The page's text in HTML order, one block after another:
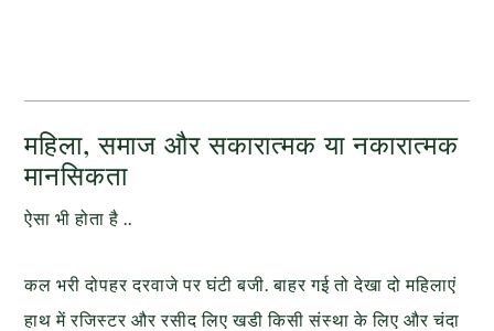
महिला, समाज और सकारात्मक या नकारात्मक
मानसिकता
ऐसा भी होता है ..
कल भरी दोपहर दरवाजे पर घंटी बजी. बाहर गई तो देखा दो महिलाएं
हाथ में रजिस्टर और रसीद लिए खडी किसी संस्था के लिए और चंदा